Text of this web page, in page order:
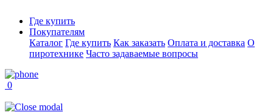
Где купить
Покупателям
Каталог Где купить Как заказать Оплата и доставка О
пиротехнике Часто задаваемые вопросы
0